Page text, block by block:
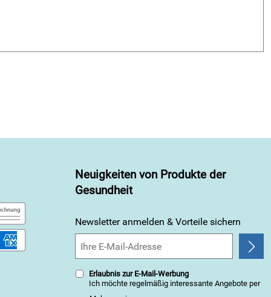
Neuigkeiten von Produkte der
Gesundheit
Newsletter anmelden & Vorteile sichern
Erlaubnis zur E-Mail-Werbung
Ich möchte regelmäßig interessante Angebote per